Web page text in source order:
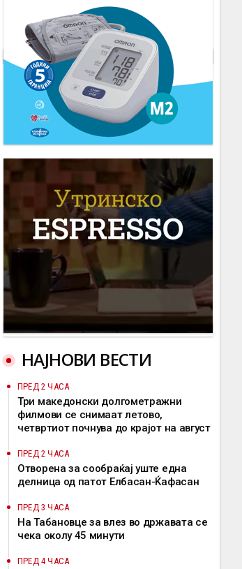
НАЈНОВИ ВЕСТИ
ПРЕД 2 ЧАСА
Три македонски долгометражни
филмови се снимаат летово,
четвртиот почнува до крајот на август
ПРЕД 2 ЧАСА
Отворена за сообраќај уште една
делница од патот Елбасан-Ќафасан
ПРЕД 3 ЧАСА
На Табановце за влез во државата се
чека околу 45 минути
ПРЕД 4 ЧАСА